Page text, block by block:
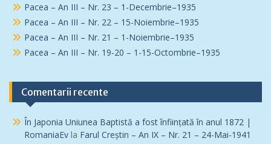
Pacea – An III – Nr. 23 – 1-Decembrie–1935
Pacea – An III – Nr. 22 – 15-Noiembrie–1935
Pacea – An III – Nr. 21 – 1-Noiembrie–1935
Pacea – An III – Nr. 19-20 – 1-15-Octombrie–1935
Comentarii recente
În Japonia Uniunea Baptistă a fost înfiinţată în anul 1872 |
RomaniaEv la Farul Creștin – An IX – Nr. 21 – 24-Mai-1941